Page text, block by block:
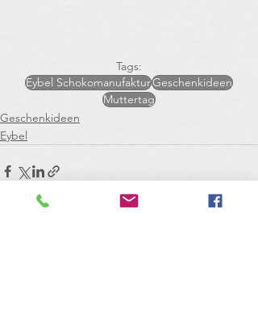
Tags:
Eybel SchokomanufakturGeschenkideen
Muttertag
Geschenkideen
Eybel